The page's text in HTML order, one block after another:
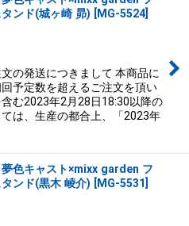
ンド(城ヶ崎 昴)
MG-5524
の発送につきまして 本商品に
予定数を超えるご注文を頂い
む2023年2月28日18:30以降の
は、生産の都合上、「2023年
夢色キャスト×mixx garden フ
ンド(黒木 崚介)
MG-5531